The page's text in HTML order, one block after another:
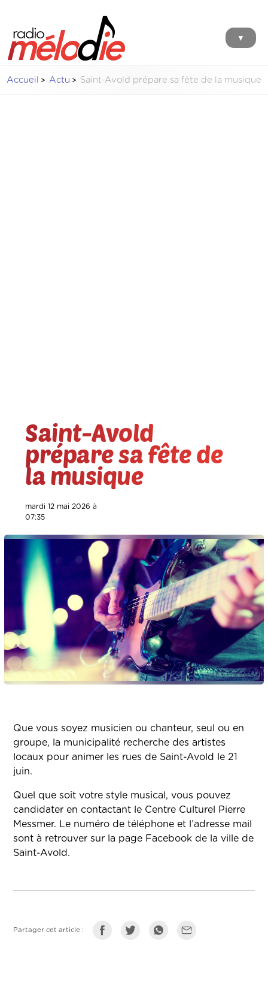
▼
Accueil Actu Saint-Avold prépare sa fête de la musique
Saint-Avold
prépare sa fête de
la musique
mardi 12 mai 2026 à
07:35
Que vous soyez musicien ou chanteur, seul ou en
groupe, la municipalité recherche des artistes
locaux pour animer les rues de Saint-Avold le 21
juin.
Quel que soit votre style musical, vous pouvez
candidater en contactant le Centre Culturel Pierre
Messmer. Le numéro de téléphone et l’adresse mail
sont à retrouver sur la page Facebook de la ville de
Saint-Avold.
Partager cet article :